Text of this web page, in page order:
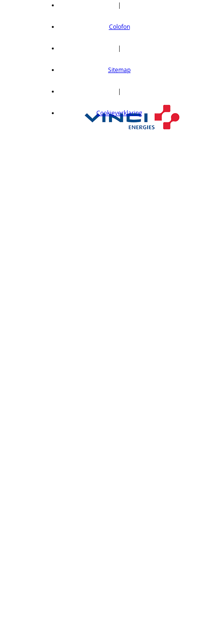
|
Colofon
|
Sitemap
|
Cookieverklaring